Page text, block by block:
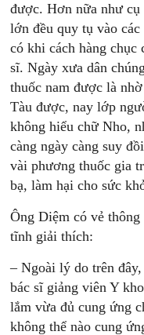
được. Hơn nữa như cụ
lớn đều quy tụ vào
có khi cách hàng chục
sĩ. Ngày xưa dân
thuốc nam được là
Tàu được, nay lớp
không hiểu chữ Nho,
càng ngày càng suy
vài phương thuốc gia
bạ, làm hại cho sức
Ông Diệm có vẻ
tĩnh giải thích:
– Ngoài lý do trên
bác sĩ giảng viên Y
lắm vừa đủ cung ứng
không thể nào cung